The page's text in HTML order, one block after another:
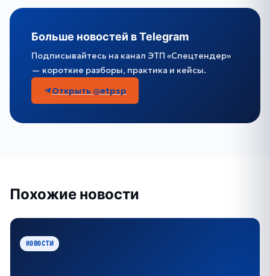
Больше новостей в Telegram
Подписывайтесь на канал ЭТП «Спецтендер»
— короткие разборы, практика и кейсы.
Открыть @etpsp
Похожие новости
НОВОСТИ